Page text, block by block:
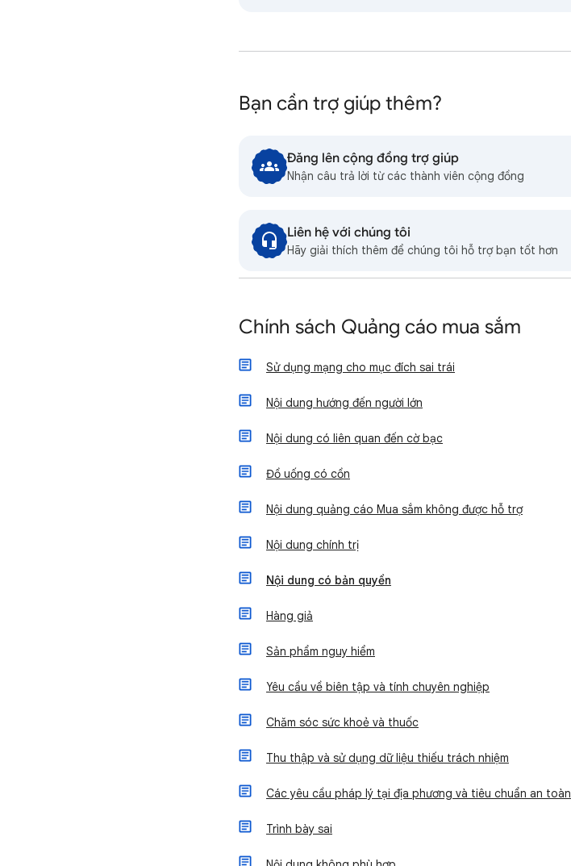
Bạn cần trợ giúp thêm?
Đăng lên cộng đồng trợ giúp
Nhận câu trả lời từ các thành viên cộng đồng
Liên hệ với chúng tôi
Hãy giải thích thêm để chúng tôi hỗ trợ bạn tốt hơn
Chính sách Quảng cáo mua sắm
Sử dụng mạng cho mục đích sai trái
Nội dung hướng đến người lớn
Nội dung có liên quan đến cờ bạc
Đồ uống có cồn
Nội dung quảng cáo Mua sắm không được hỗ trợ
Nội dung chính trị
Nội dung có bản quyền
Hàng giả
Sản phẩm nguy hiểm
Yêu cầu về biên tập và tính chuyên nghiệp
Chăm sóc sức khoẻ và thuốc
Thu thập và sử dụng dữ liệu thiếu trách nhiệm
Các yêu cầu pháp lý tại địa phương và tiêu chuẩn an toàn
Trình bày sai